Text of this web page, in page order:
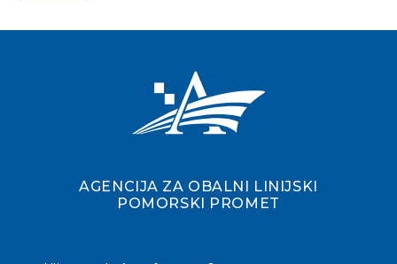
AGENCIJA ZA OBALNI LINIJSKI
POMORSKI PROMET